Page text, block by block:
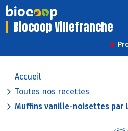
Biocoop Villefranche
Accueil
Toutes nos recettes
Muffins vanille-noisettes par